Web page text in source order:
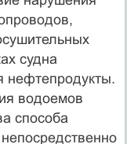
судна
нефтепродукты.
водоемов
способа